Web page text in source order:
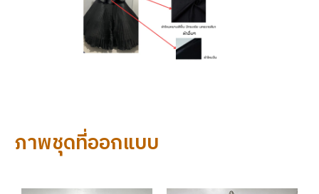
ภาพชุดที่ออกแบบ